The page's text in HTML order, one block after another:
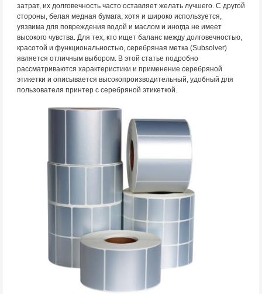
затрат, их долговечность часто оставляет желать лучшего. С другой
стороны, белая медная бумага, хотя и широко используется,
уязвима для повреждения водой и маслом и иногда не имеет
высокого чувства. Для тех, кто ищет баланс между долговечностью,
красотой и функциональностью, серебряная метка (Subsolver)
является отличным выбором. В этой статье подробно
рассматриваются характеристики и применение серебряной
этикетки и описывается высокопроизводительный, удобный для
пользователя принтер с серебряной этикеткой.